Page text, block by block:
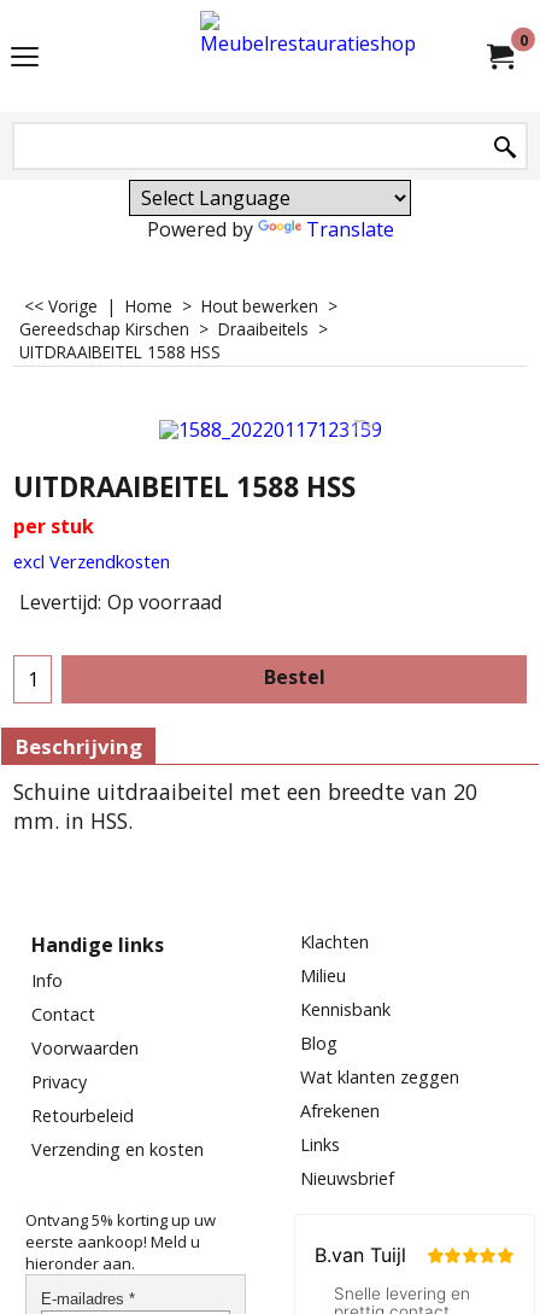
0
Powered by Translate
<< Vorige | Home > Hout bewerken >
Gereedschap Kirschen > Draaibeitels >
UITDRAAIBEITEL 1588 HSS
UITDRAAIBEITEL 1588 HSS
per stuk
excl Verzendkosten
Levertijd: Op voorraad
Bestel
Beschrijving
Schuine uitdraaibeitel met een breedte van 20
mm. in HSS.
Handige links
Info
Contact
Voorwaarden
Privacy
Retourbeleid
Verzending en kosten
Klachten
Milieu
Kennisbank
Blog
Wat klanten zeggen
Afrekenen
Links
Nieuwsbrief
Ontvang 5% korting up uw
eerste aankoop! Meld u
hieronder aan.